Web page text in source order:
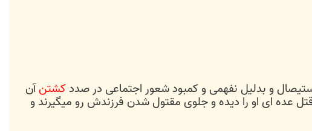
و بدلیل نفهمی و کمبود شعور اجتماعی در صدد کشتنآن
عده ای او را دیده و جلوی مقتول شدن فرزندش رو میگیرند و